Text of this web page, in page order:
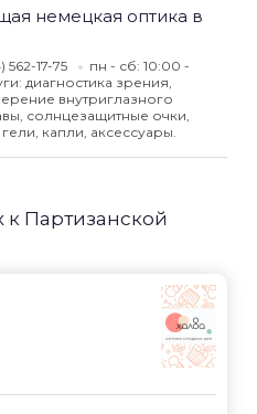
немецкая оптика в
562-17-75
пн - сб: 10:00 -
диагностика зрения,
внутриглазного
солнцезащитные очки,
капли, аксессуары.
Партизанской